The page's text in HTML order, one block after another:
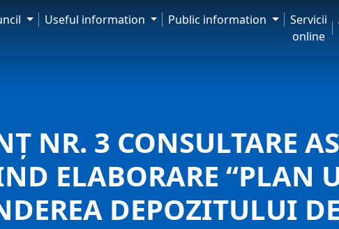
Useful information Public information
Servicii
online
NR. 3 CONSULTARE
ELABORARE “PLAN
DEPOZITULUI